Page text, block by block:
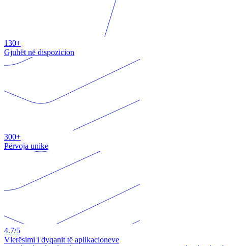
130+
Gjuhët në dispozicion
300+
Përvoja unike
4.7/5
Vlerësimi i dyqanit të aplikacioneve